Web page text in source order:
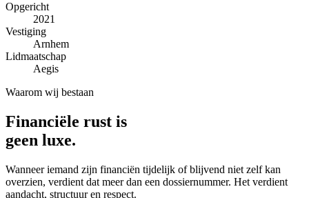
Opgericht
2021
Vestiging
Arnhem
Lidmaatschap
Aegis
Waarom wij bestaan
Financiële rust is
geen luxe.
Wanneer iemand zijn financiën tijdelijk of blijvend niet zelf kan
overzien, verdient dat meer dan een dossiernummer. Het verdient
aandacht, structuur en respect.